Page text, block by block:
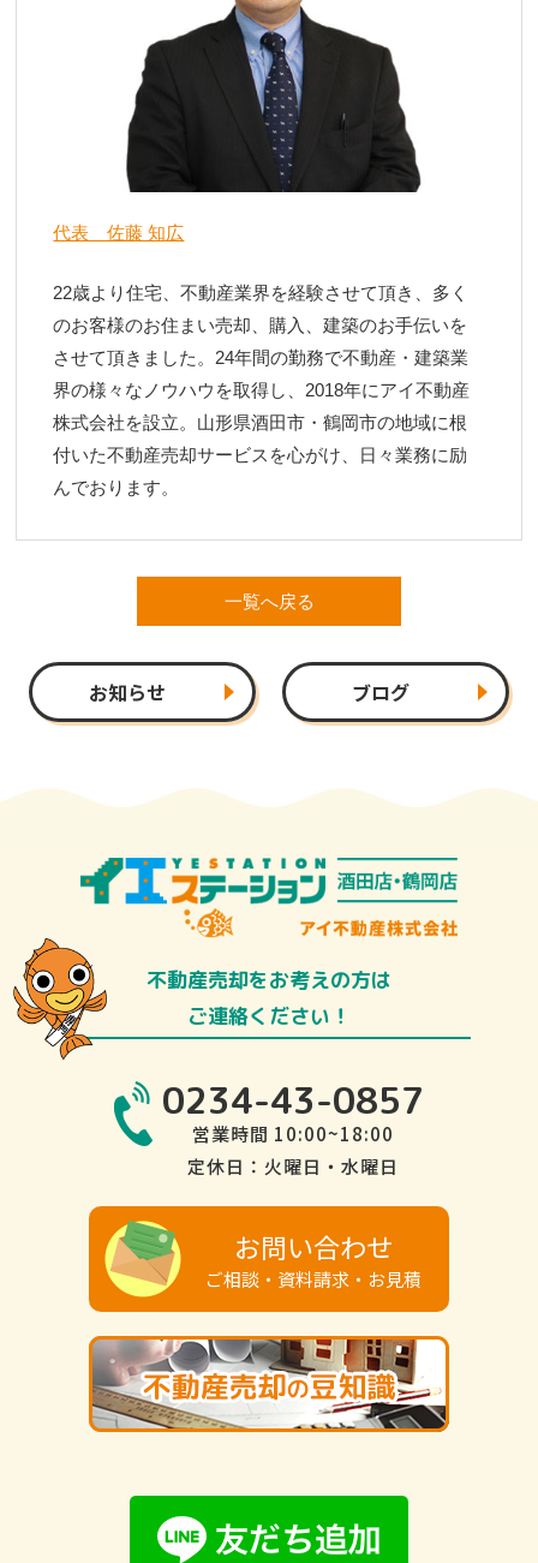
代表 佐藤 知広
22歳より住宅、不動産業界を経験させて頂き、多く
のお客様のお住まい売却、購入、建築のお手伝いを
させて頂きました。24年間の勤務で不動産・建築業
界の様々なノウハウを取得し、2018年にアイ不動産
株式会社を設立。山形県酒田市・鶴岡市の地域に根
付いた不動産売却サービスを心がけ、日々業務に励
んでおります。
一覧へ戻る
お知らせ ブログ
不動産売却をお考えの方は
ご連絡ください！
0234-43-0857
営業時間 10:00~18:00
定休日：火曜日・水曜日
お問い合わせ
ご相談・資料請求・お見積